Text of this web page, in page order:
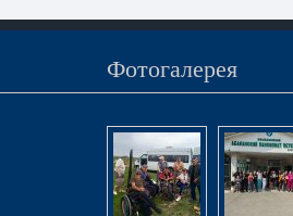
Фотогалерея